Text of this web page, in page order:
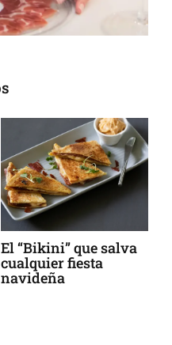
El “Bikini” que salva
cualquier fiesta
navideña